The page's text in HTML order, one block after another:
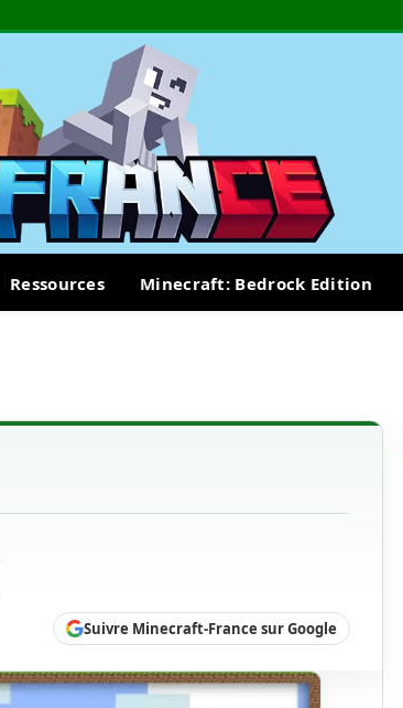
Ressources Minecraft: Bedrock Edition
Suivre Minecraft-France sur Google